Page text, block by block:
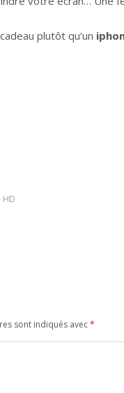
plutôt qu’un
HD
sont indiqués avec*